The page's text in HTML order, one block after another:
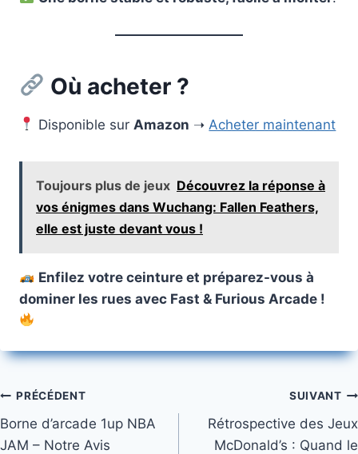
Où acheter ?
Disponible sur Amazon ➝ Acheter maintenant
Toujours plus de jeux Découvrez la réponse à
vos énigmes dans Wuchang: Fallen Feathers,
elle est juste devant vous !
Enfilez votre ceinture et préparez-vous à
dominer les rues avec Fast & Furious Arcade !
Navigation
de
PRÉCÉDENT
Borne d’arcade 1up NBA
JAM – Notre Avis
SUIVANT
Rétrospective des Jeux
McDonald’s : Quand le